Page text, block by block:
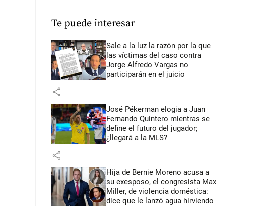
Te puede interesar
Sale a la luz la razón por la que
las víctimas del caso contra
Jorge Alfredo Vargas no
participarán en el juicio
share
José Pékerman elogia a Juan
Fernando Quintero mientras se
define el futuro del jugador;
¿llegará a la MLS?
share
Hija de Bernie Moreno acusa a
su exesposo, el congresista Max
Miller, de violencia doméstica:
dice que le lanzó agua hirviendo